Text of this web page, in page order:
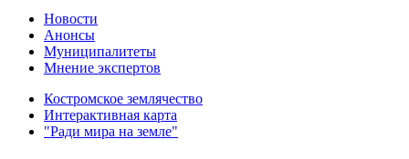
Новости
Анонсы
Муниципалитеты
Мнение экспертов
Костромское землячество
Интерактивная карта
"Ради мира на земле"